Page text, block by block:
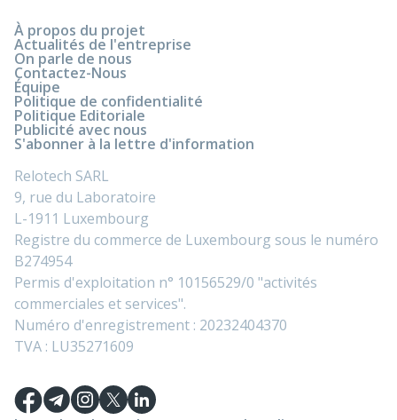
À propos du projet
Actualités de l'entreprise
On parle de nous
Contactez-Nous
Équipe
Politique de confidentialité
Politique Editoriale
Publicité avec nous
S'abonner à la lettre d'information
Relotech SARL
9, rue du Laboratoire
L-1911 Luxembourg
Registre du commerce de Luxembourg sous le numéro
B274954
Permis d'exploitation n° 10156529/0 "activités
commerciales et services".
Numéro d'enregistrement : 20232404370
TVA : LU35271609